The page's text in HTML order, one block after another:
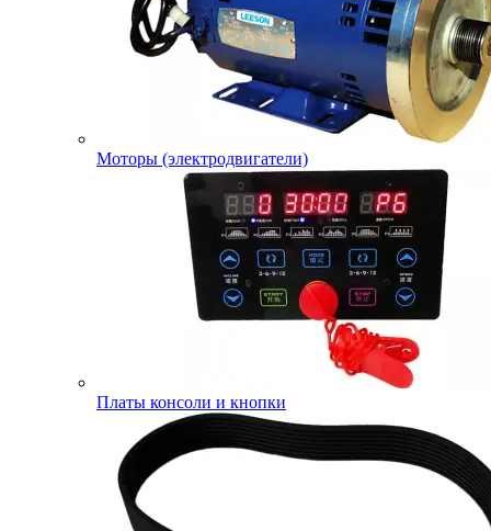
Моторы (электродвигатели)
Платы консоли и кнопки